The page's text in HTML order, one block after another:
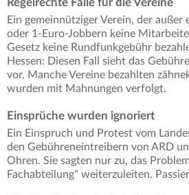
Regelrechte Falle für die Vereine
Ein gemeinnütziger Verein, der
oder 1-Euro-Jobbern keine
Gesetz keine Rundfunkgebühr
Hessen: Diesen Fall sieht das
vor. Manche Vereine bezahlten
wurden mit Mahnungen verfolgt.
Einsprüche wurden ignoriert
Ein Einspruch und Protest vom
den Gebühreneintreibern von ARD
Ohren. Sie sagten nur zu, das
Fachabteilung" weiterzuleiten.